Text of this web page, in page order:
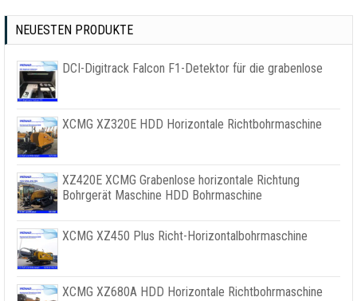
NEUESTEN PRODUKTE
DCI-Digitrack Falcon F1-Detektor für die grabenlose
XCMG XZ320E HDD Horizontale Richtbohrmaschine
XZ420E XCMG Grabenlose horizontale Richtung
Bohrgerät Maschine HDD Bohrmaschine
XCMG XZ450 Plus Richt-Horizontalbohrmaschine
XCMG XZ680A HDD Horizontale Richtbohrmaschine